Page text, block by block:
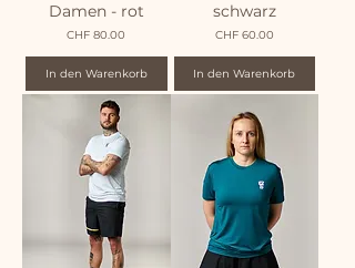
Damen - rot
Preis
CHF 80.00
In den Warenkorb
schwarz
Preis
CHF 60.00
In den Warenkorb